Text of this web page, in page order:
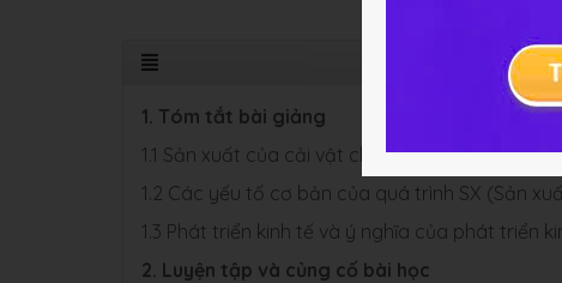
1. Tóm tắt bài giảng
1.1 Sản xuất của cải vật chất
1.2 Các yếu tố cơ bản của quá trình SX (Sản
1.3 Phát triển kinh tế và ý nghĩa của phát triển
2. Luyện tập và củng cố bài học